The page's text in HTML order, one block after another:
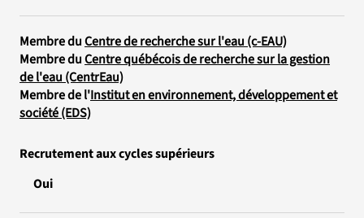
Membre duCentre de recherche sur l'eau (c-EAU)
Membre duCentre québécois de recherche sur la gestion
de l'eau (CentrEau)
Membre de l'Institut en environnement, développement et
société (EDS)
Recrutement aux cycles supérieurs
Oui